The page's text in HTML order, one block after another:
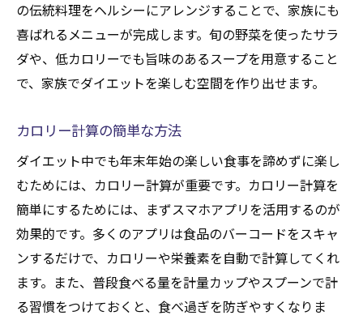
の伝統料理をヘルシーにアレンジすることで、家族にも
喜ばれるメニューが完成します。旬の野菜を使ったサラ
ダや、低カロリーでも旨味のあるスープを用意すること
で、家族でダイエットを楽しむ空間を作り出せます。
カロリー計算の簡単な方法
ダイエット中でも年末年始の楽しい食事を諦めずに楽し
むためには、カロリー計算が重要です。カロリー計算を
簡単にするためには、まずスマホアプリを活用するのが
効果的です。多くのアプリは食品のバーコードをスキャ
ンするだけで、カロリーや栄養素を自動で計算してくれ
ます。また、普段食べる量を計量カップやスプーンで計
る習慣をつけておくと、食べ過ぎを防ぎやすくなりま